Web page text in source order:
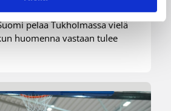
22 pisteen
pelaa Tukholmassa vielä
huomenna vastaan tulee